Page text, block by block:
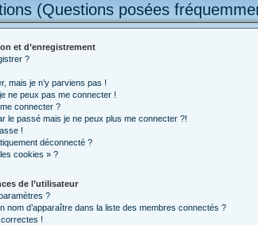
(Questions posées
et d’enregistrement
?
mais je n’y parviens pas !
ne peux pas me connecter !
connecter ?
le passé mais je ne peux plus me connecter ?!
!
déconnecté ?
cookies » ?
de l’utilisateur
?
nom d’apparaître dans la liste des membres connectés ?
!